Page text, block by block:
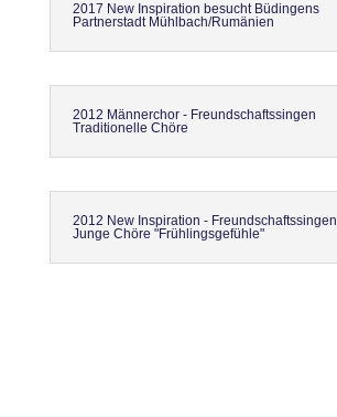
2017 New Inspiration besucht Büdingens
Partnerstadt Mühlbach/Rumänien
2012 Männerchor - Freundschaftssingen
Traditionelle Chöre
2012 New Inspiration - Freundschaftssingen
Junge Chöre "Frühlingsgefühle"